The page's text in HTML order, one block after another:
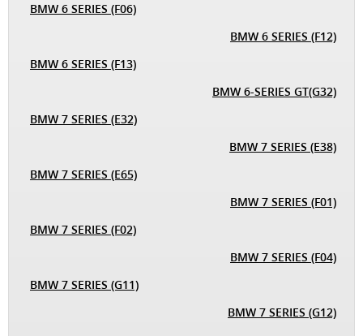
BMW 6 SERIES (F06)
BMW 6 SERIES (F12)
BMW 6 SERIES (F13)
BMW 6-SERIES GT(G32)
BMW 7 SERIES (E32)
BMW 7 SERIES (E38)
BMW 7 SERIES (E65)
BMW 7 SERIES (F01)
BMW 7 SERIES (F02)
BMW 7 SERIES (F04)
BMW 7 SERIES (G11)
BMW 7 SERIES (G12)